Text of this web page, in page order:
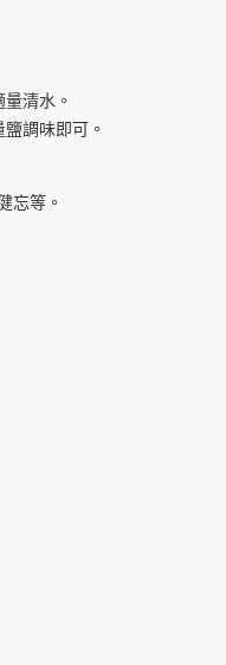
清水。
調味即可。
忘等。